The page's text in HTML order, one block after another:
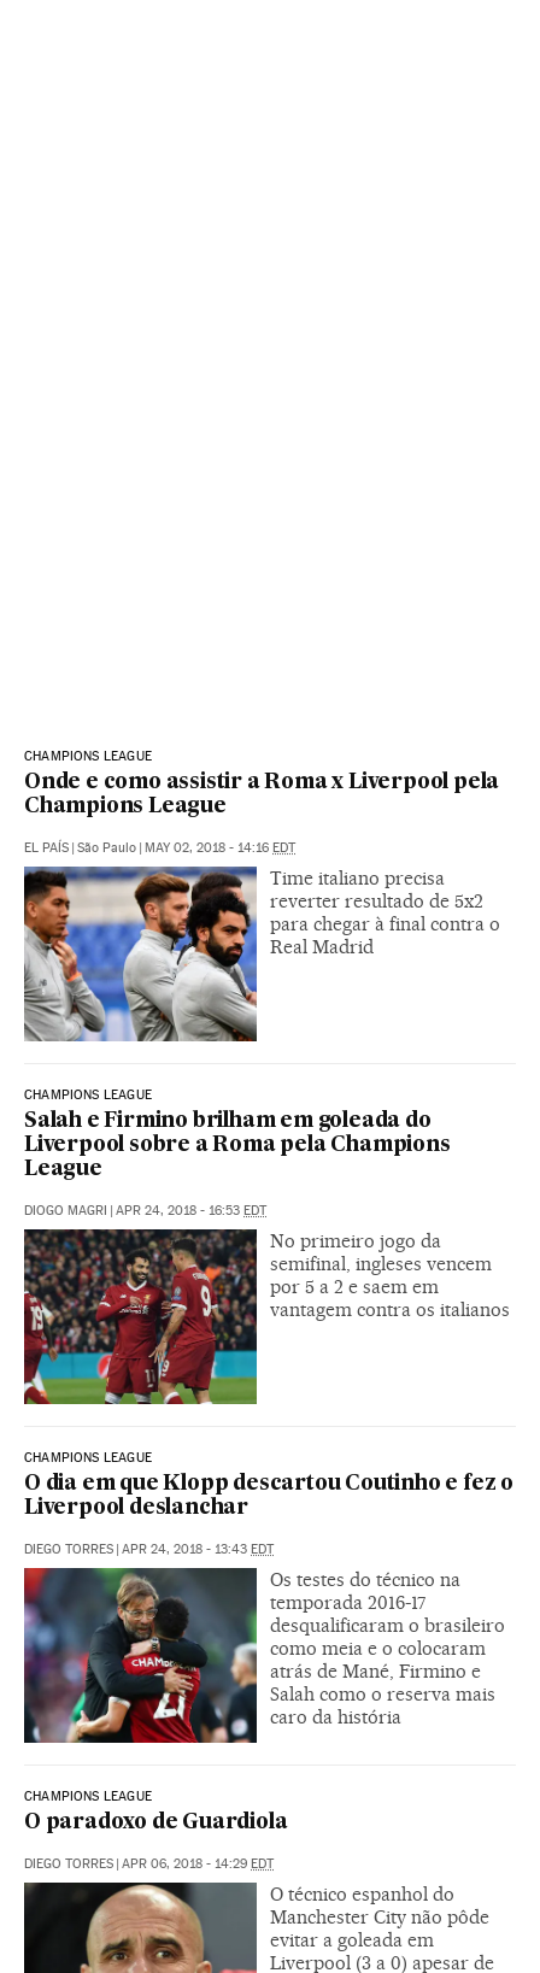
CHAMPIONS LEAGUE
Onde e como assistir a Roma x Liverpool pela
Champions League
EL PAÍS | São Paulo | MAY 02, 2018 - 14:16 EDT
Time italiano precisa
reverter resultado de 5x2
para chegar à final contra o
Real Madrid
CHAMPIONS LEAGUE
Salah e Firmino brilham em goleada do
Liverpool sobre a Roma pela Champions
League
DIOGO MAGRI | APR 24, 2018 - 16:53 EDT
No primeiro jogo da
semifinal, ingleses vencem
por 5 a 2 e saem em
vantagem contra os italianos
CHAMPIONS LEAGUE
O dia em que Klopp descartou Coutinho e fez o
Liverpool deslanchar
DIEGO TORRES | APR 24, 2018 - 13:43 EDT
Os testes do técnico na
temporada 2016-17
desqualificaram o brasileiro
como meia e o colocaram
atrás de Mané, Firmino e
Salah como o reserva mais
caro da história
CHAMPIONS LEAGUE
O paradoxo de Guardiola
DIEGO TORRES | APR 06, 2018 - 14:29 EDT
O técnico espanhol do
Manchester City não pôde
evitar a goleada em
Liverpool (3 a 0) apesar de